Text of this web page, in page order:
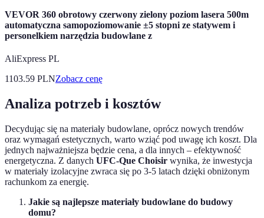
VEVOR 360 obrotowy czerwony zielony poziom lasera 500m
automatyczna samopoziomowanie ±5 stopni ze statywem i
personelkiem narzędzia budowlane z
AliExpress PL
1103.59 PLNZobacz cenę
Analiza potrzeb i kosztów
Decydując się na materiały budowlane, oprócz nowych trendów
oraz wymagań estetycznych, warto wziąć pod uwagę ich koszt. Dla
jednych najważniejsza będzie cena, a dla innych – efektywność
energetyczna. Z danych UFC-Que Choisir wynika, że inwestycja
w materiały izolacyjne zwraca się po 3-5 latach dzięki obniżonym
rachunkom za energię.
Jakie są najlepsze materiały budowlane do budowy
domu?